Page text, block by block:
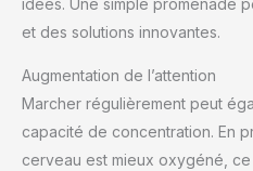
idées. Une simple promenade
et des solutions innovantes.
Augmentation de l’attention
Marcher régulièrement peut
capacité de concentration. En
cerveau est mieux oxygéné,